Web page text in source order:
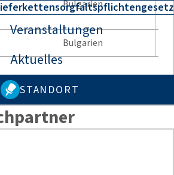
Veranstaltungen
Aktuelles
STANDORT
Bulgarien
Bulgarien